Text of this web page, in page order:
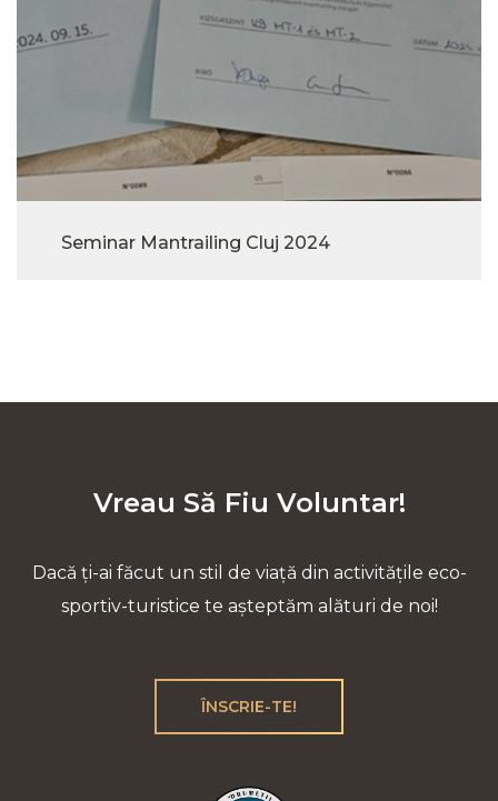
Seminar Mantrailing Cluj 2024
Vreau Să Fiu Voluntar!
Dacă ți-ai făcut un stil de viață din activitățile eco-
sportiv-turistice te așteptăm alături de noi!
ÎNSCRIE-TE!